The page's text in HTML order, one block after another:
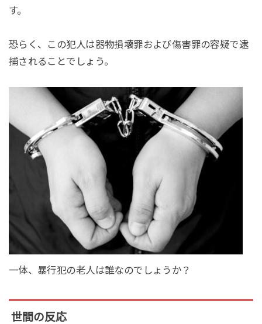
す。
恐らく、この犯人は器物損壊罪および傷害罪の容疑で逮
捕されることでしょう。
一体、暴行犯の老人は誰なのでしょうか？
世間の反応